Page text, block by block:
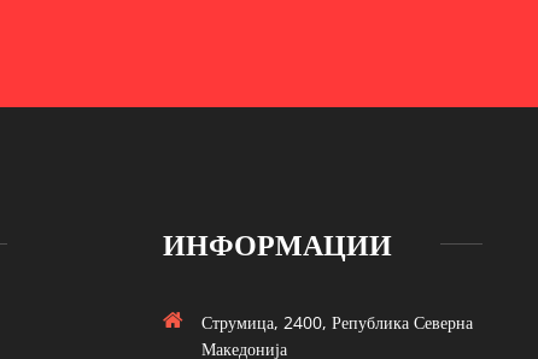
ИНФОРМАЦИИ
Струмица, 2400, Република Северна
Македонија